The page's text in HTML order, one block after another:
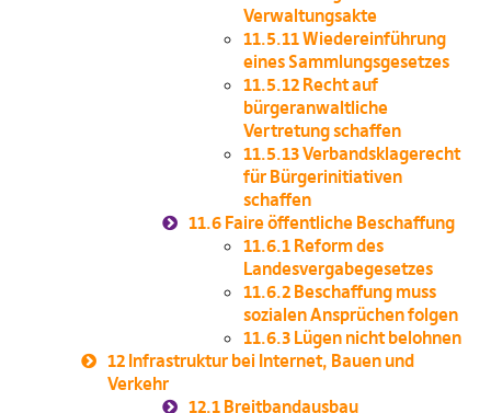
Verwaltungsakte
11.5.11Wiedereinführung
eines Sammlungsgesetzes
11.5.12 Recht auf
bürgeranwaltliche
Vertretung schaffen
11.5.13Verbandsklagerecht
für Bürgerinitiativen
schaffen
11.6 Faire öffentliche Beschaffung
11.6.1 Reform des
Landesvergabegesetzes
11.6.2 Beschaffung muss
sozialen Ansprüchen folgen
11.6.3 Lügen nicht belohnen
12 Infrastruktur bei Internet, Bauen und
Verkehr
12.1 Breitbandausbau